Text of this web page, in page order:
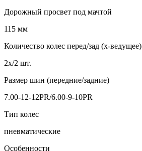
Дорожный просвет под мачтой
115 мм
Количество колес перед/зад (x-ведущее)
2x/2 шт.
Размер шин (передние/задние)
7.00-12-12PR/6.00-9-10PR
Тип колес
пневматические
Особенности